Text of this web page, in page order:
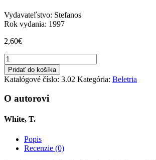
Vydavateľstvo: Stefanos
Rok vydania: 1997
2,60€
množstvo
Akce
Kuba
Pridať do košíka
Katalógové číslo: 3.02 Kategória: Beletria
O autorovi
White, T.
Popis
Recenzie (0)